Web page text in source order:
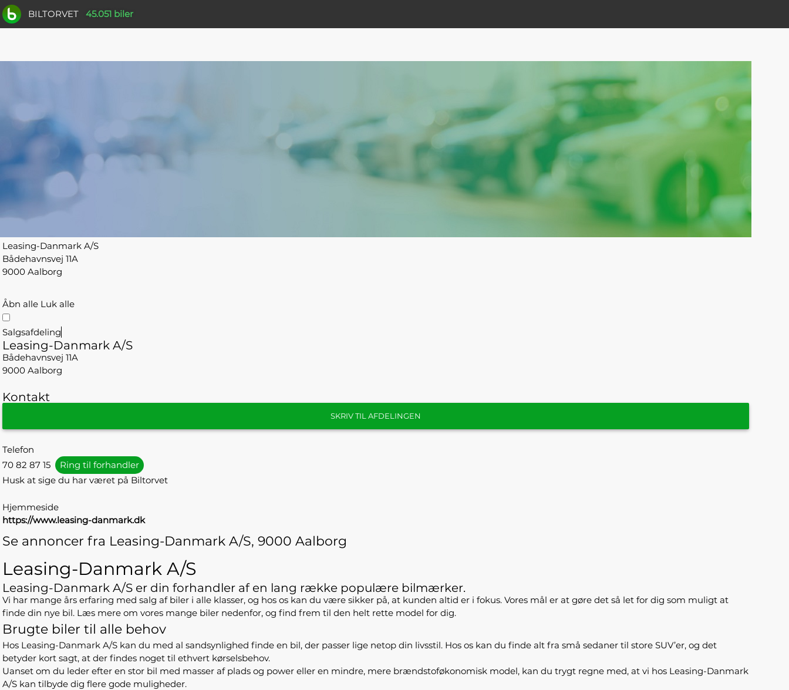
BILTORVET 45.051 biler
Leasing-Danmark A/S
Bådehavnsvej 11A
9000 Aalborg
Åbn alle Luk alle
Salgsafdeling
Leasing-Danmark A/S
Bådehavnsvej 11A
9000 Aalborg
Kontakt
SKRIV TIL AFDELINGEN
Telefon
70 82 87 15
Ring til forhandler
Husk at sige du har været på Biltorvet
Hjemmeside
https://www.leasing-danmark.dk
Se annoncer fra Leasing-Danmark A/S, 9000 Aalborg
Leasing-Danmark A/S
Leasing-Danmark A/S er din forhandler af en lang række populære bilmærker.
Vi har mange års erfaring med salg af biler i alle klasser, og hos os kan du være sikker på, at kunden altid er i fokus. Vores mål er at gøre det så let for dig som muligt at
finde din nye bil. Læs mere om vores mange biler nedenfor, og find frem til den helt rette model for dig.
Brugte biler til alle behov
Hos Leasing-Danmark A/S kan du med al sandsynlighed finde en bil, der passer lige netop din livsstil. Hos os kan du finde alt fra små sedaner til store SUV’er, og det
betyder kort sagt, at der findes noget til ethvert kørselsbehov.
Uanset om du leder efter en stor bil med masser af plads og power eller en mindre, mere brændstoføkonomisk model, kan du trygt regne med, at vi hos Leasing-Danmark
A/S kan tilbyde dig flere gode muligheder.